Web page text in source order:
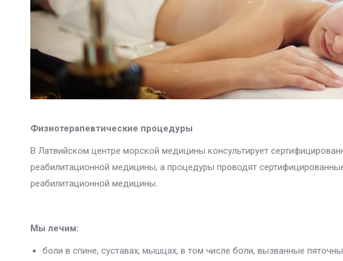
Физиотерапевтические процедуры
В Латвийском центре морской медицины консультирует
реабилитационной медицины, а процедуры проводят
реабилитационной медицины.
Мы лечим:
боли в спине, суставах, мышцах, в том числе боли, вызванные